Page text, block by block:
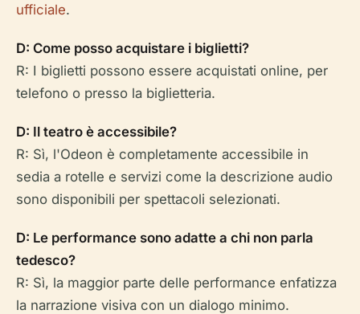
ufficiale.
D: Come posso acquistare i biglietti?
R: I biglietti possono essere acquistati online, per
telefono o presso la biglietteria.
D: Il teatro è accessibile?
R: Sì, l'Odeon è completamente accessibile in
sedia a rotelle e servizi come la descrizione audio
sono disponibili per spettacoli selezionati.
D: Le performance sono adatte a chi non parla
tedesco?
R: Sì, la maggior parte delle performance enfatizza
la narrazione visiva con un dialogo minimo.